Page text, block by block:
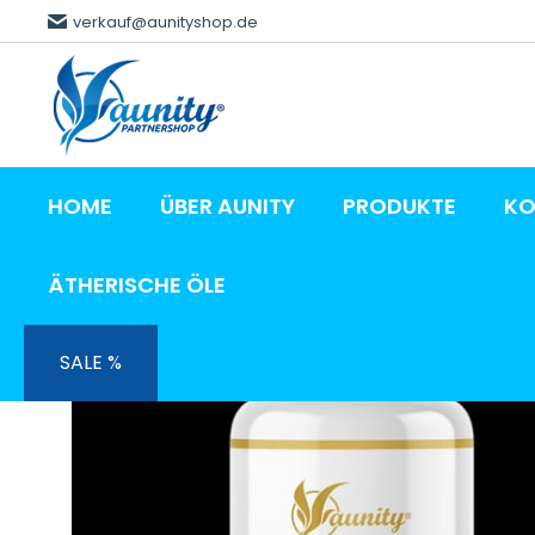
verkauf@aunityshop.de
HOME ÜBER AUNITY PRODUKTE
ÄTHERISCHE ÖLE
SALE %